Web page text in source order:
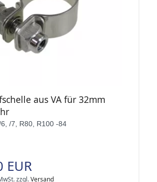
aus VA für 32mm
/7, R80, R100 -84
EUR
zzgl.Versand